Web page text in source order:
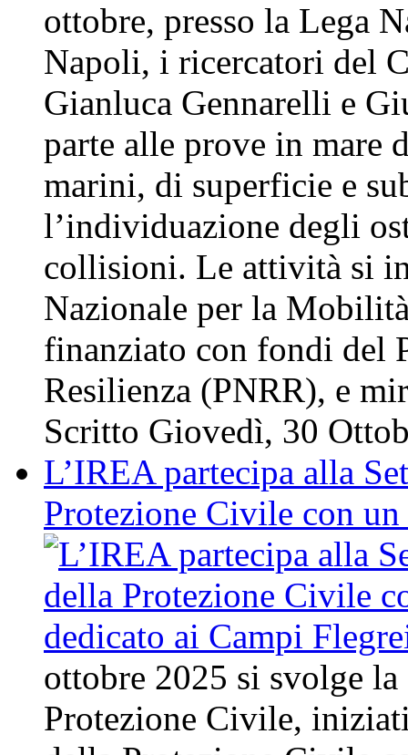
ottobre, presso la Lega
Napoli, i ricercatori del
Gianluca Gennarelli e
parte alle prove in
marini, di superficie e
l’individuazione degli
collisioni. Le attività si
Nazionale per la
finanziato con fondi del
Resilienza (PNRR), e
Scritto Giovedì, 30
L’IREA partecipa alla
Protezione Civile con
ottobre 2025 si svolge
Protezione Civile,